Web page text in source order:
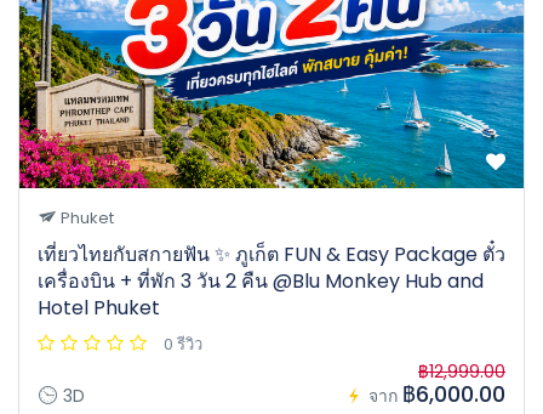
Phuket
เที่ยวไทยกับสกายฟัน ✨ ภูเก็ต FUN & Easy Package ตั๋ว
เครื่องบิน + ที่พัก 3 วัน 2 คืน @Blu Monkey Hub and
Hotel Phuket
0 รีวิว
3D จาก
฿12,999.00
฿6,000.00